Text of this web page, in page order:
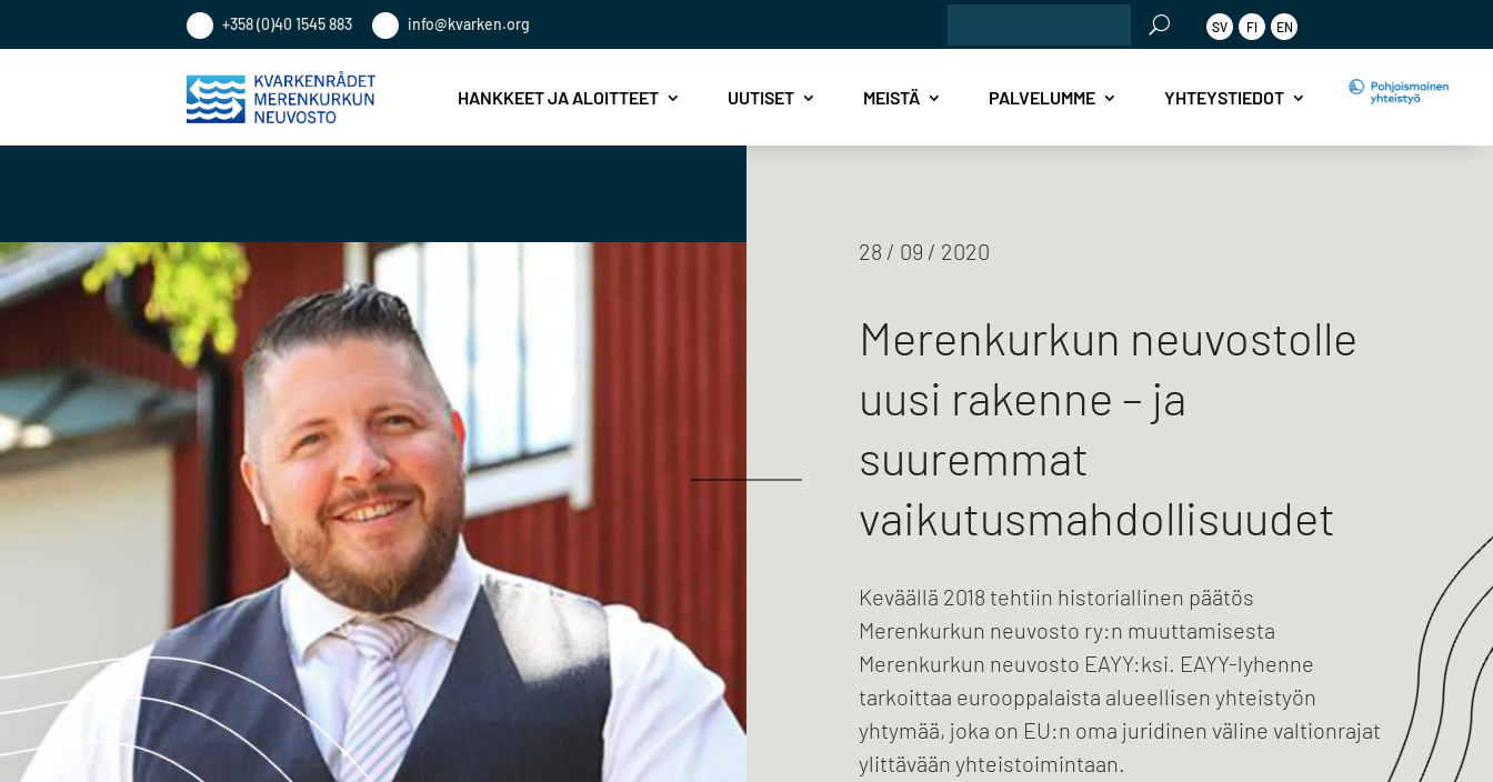
+358 (0)40 1545 883 info@kvarken.org SV FI EN
HANKKEET JA ALOITTEET UUTISET MEISTÄ PALVELUMME YHTEYSTIEDOT
28 / 09 / 2020
Merenkurkun neuvostolle
uusi rakenne – ja
suuremmat
vaikutusmahdollisuudet
Keväällä 2018 tehtiin historiallinen päätös
Merenkurkun neuvosto ry:n muuttamisesta
Merenkurkun neuvosto EAYY:ksi. EAYY-lyhenne
tarkoittaa eurooppalaista alueellisen yhteistyön
yhtymää, joka on EU:n oma juridinen väline valtionrajat
ylittävään yhteistoimintaan.